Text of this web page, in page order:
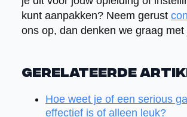
kunt aanpakken? Neem gerust
ons op, dan denken we graag met
Gerelateerde
Hoe weet je of een serious
effectief is of alleen leuk?